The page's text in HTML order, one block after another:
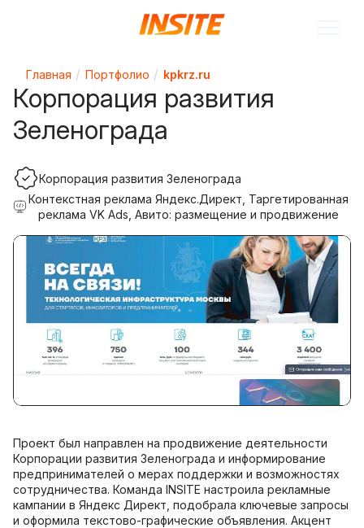
Главная Портфолио kpkrz.ru
Корпорация развития
Зеленограда
Корпорация развития Зеленограда
Контекстная реклама Яндекс.Директ, Таргетированная
реклама VK Ads, Авито: размещение и продвижение
Проект был направлен на продвижение деятельности
Корпорации развития Зеленограда и информирование
предпринимателей о мерах поддержки и возможностях
сотрудничества. Команда INSITE настроила рекламные
кампании в Яндекс Директ, подобрала ключевые запросы
и оформила текстово-графические объявления. Акцент